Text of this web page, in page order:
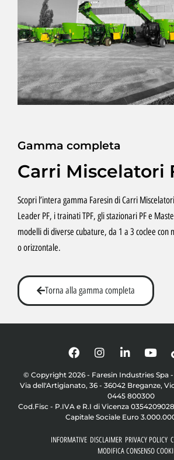
Gamma completa
Carri Miscelatori
Scopri l’intera gamma Faresin di Carri
Leader PF, i trainati TPF, gli stazionari PF e
modelli di diverse cubature, da 1 a 3 coclee con
o orizzontale.
Torna alla gamma completa
© Copyright 2026 - Faresin Industries Spa
Via dell'Artigianato, 36 - 36042 Breganze,
0445 800300
Cod.Fisc - P.IVA e R.I di Vicenza
Capitale Sociale Euro
INFORMATIVE DISCLAIMER PRIVACY POLICY
MODIFICA CONSENSO